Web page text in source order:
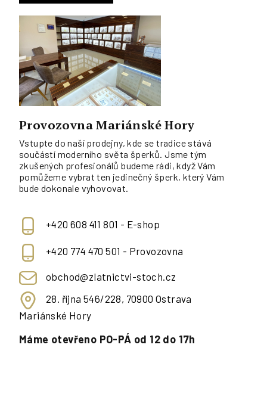
Provozovna Mariánské Hory
Vstupte do naší prodejny, kde se tradice stává
součástí moderního světa šperků. Jsme tým
zkušených profesionálů budeme rádi, když Vám
pomůžeme vybrat ten jedinečný šperk, který Vám
bude dokonale vyhovovat.
+420 608 411 801 - E-shop
+420 774 470 501 - Provozovna
obchod@zlatnictvi-stoch.cz
28. října 546/228, 70900 Ostrava
Mariánské Hory
Máme otevřeno PO-PÁ od 12 do 17h